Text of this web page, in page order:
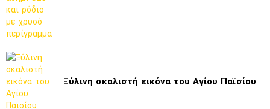
Ξύλινη σκαλιστή εικόνα του Αγίου Παϊσίου